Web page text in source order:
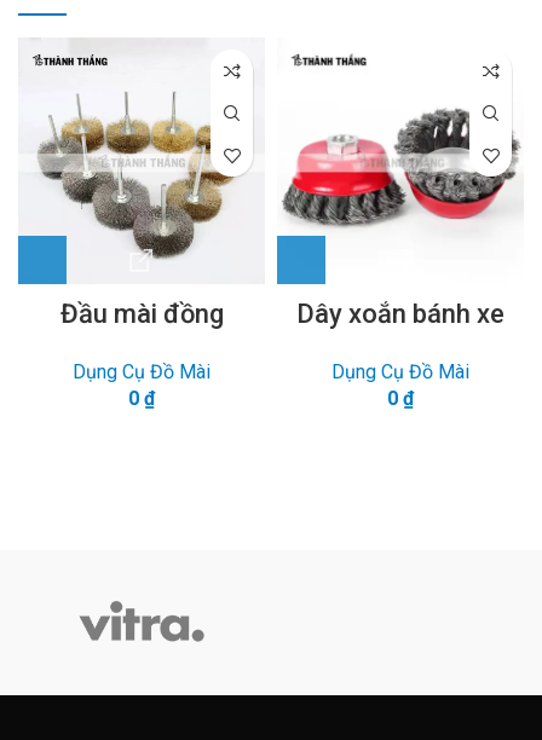
Đầu mài đồng
Dụng Cụ Đồ Mài
0 ₫
Dây xoắn bánh xe
Dụng Cụ Đồ Mài
0 ₫